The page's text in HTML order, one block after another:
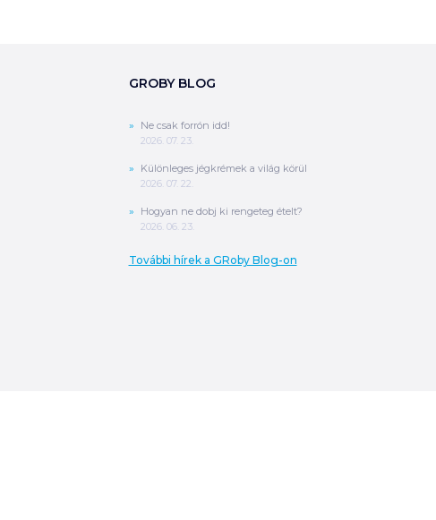
GROBY BLOG
Ne csak forrón idd!
2026. 07. 23.
Különleges jégkrémek a világ körül
2026. 07. 22.
Hogyan ne dobj ki rengeteg ételt?
2026. 06. 23.
További hírek a GRoby Blog-on